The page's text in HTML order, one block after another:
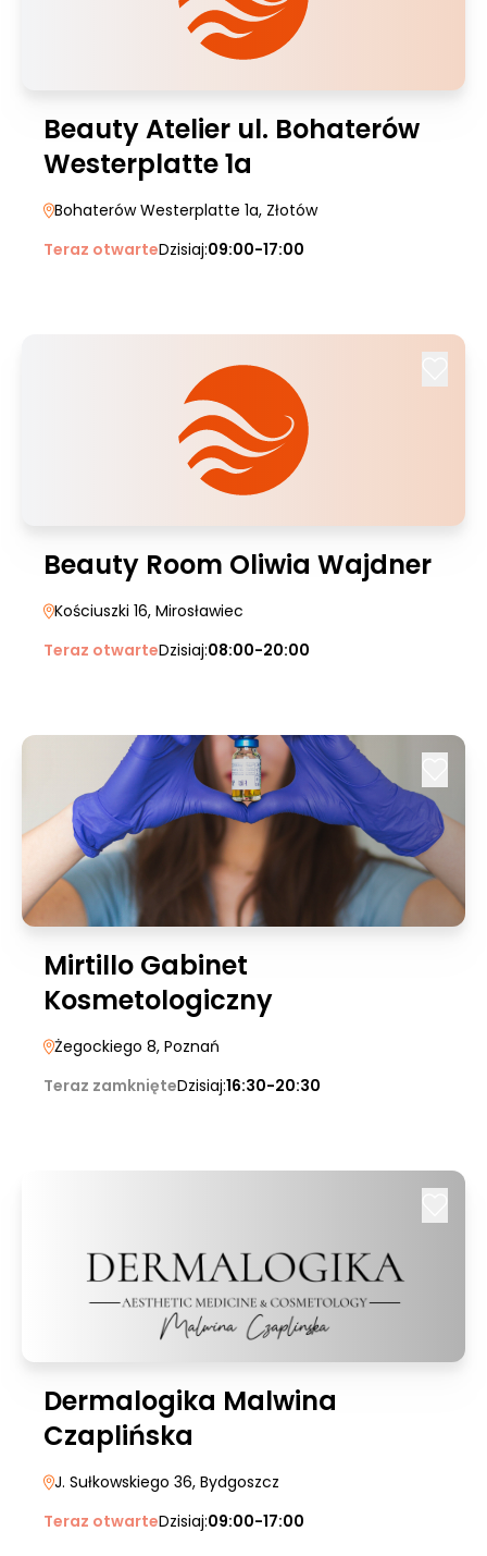
Beauty Atelier ul. Bohaterów
Westerplatte 1a
Bohaterów Westerplatte 1a, Złotów
Teraz otwarteDzisiaj:09:00-17:00
Beauty Room Oliwia Wajdner
Kościuszki 16, Mirosławiec
Teraz otwarteDzisiaj:08:00-20:00
Mirtillo Gabinet
Kosmetologiczny
Żegockiego 8, Poznań
Teraz zamknięteDzisiaj:16:30-20:30
Dermalogika Malwina
Czaplińska
J. Sułkowskiego 36, Bydgoszcz
Teraz otwarteDzisiaj:09:00-17:00